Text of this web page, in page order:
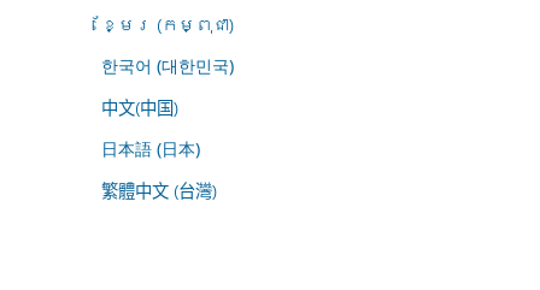
ខ្មែរ (កម្ពុជា)
한국어 (대한민국)
中文(中国)
日本語 (日本)
繁體中文 (台灣)